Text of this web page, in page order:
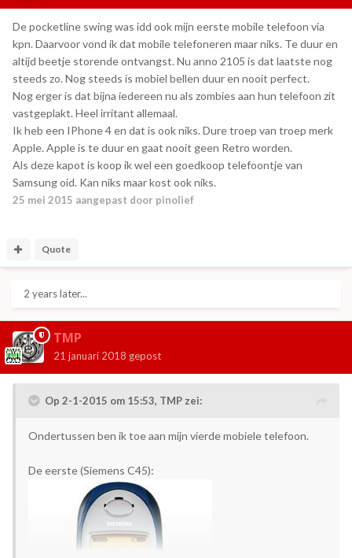
De pocketline swing was idd ook mijn eerste mobile telefoon via
kpn. Daarvoor vond ik dat mobile telefoneren maar niks. Te duur en
altijd beetje storende ontvangst. Nu anno 2105 is dat laatste nog
steeds zo. Nog steeds is mobiel bellen duur en nooit perfect.
Nog erger is dat bijna iedereen nu als zombies aan hun telefoon zit
vastgeplakt. Heel irritant allemaal.
Ik heb een IPhone 4 en dat is ook niks. Dure troep van troep merk
Apple. Apple is te duur en gaat nooit geen Retro worden.
Als deze kapot is koop ik wel een goedkoop telefoontje van
Samsung oid. Kan niks maar kost ook niks.
25 mei 2015 aangepast door pinolief
Quote
2 years later...
TMP
21 januari 2018 gepost
Op 2-1-2015 om 15:53, TMP zei:
Ondertussen ben ik toe aan mijn vierde mobiele telefoon.
De eerste (Siemens C45):